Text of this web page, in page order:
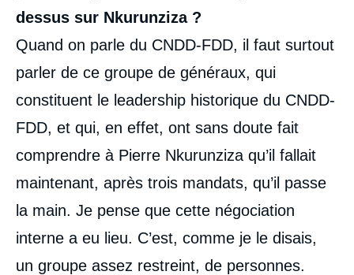
dessus sur Nkurunziza ?
Quand on parle du CNDD-FDD, il faut surtout
parler de ce groupe de généraux, qui
constituent le leadership historique du CNDD-
FDD, et qui, en effet, ont sans doute fait
comprendre à Pierre Nkurunziza qu’il fallait
maintenant, après trois mandats, qu’il passe
la main. Je pense que cette négociation
interne a eu lieu. C’est, comme je le disais,
un groupe assez restreint, de personnes.